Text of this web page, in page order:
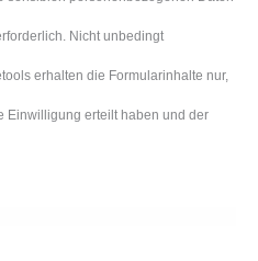
Nicht unbedingt
erhalten die Formularinhalte nur,
Einwilligung erteilt haben und der